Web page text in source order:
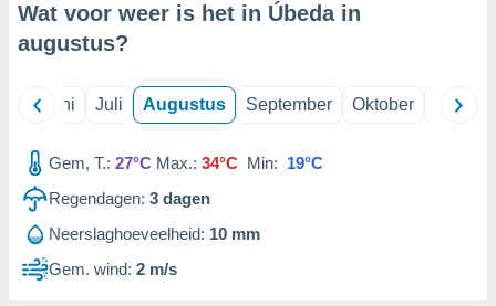
Wat voor weer is het in Úbeda in
augustus?
Juni Juli Augustus September Oktober
Gem, T.: 27°C Max.: 34°C Min: 19°C
Regendagen: 3 dagen
Neerslaghoeveelheid: 10 mm
Gem. wind: 2 m/s